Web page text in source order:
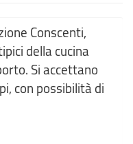
Conscenti,
della cucina
Si accettano
con possibilità di